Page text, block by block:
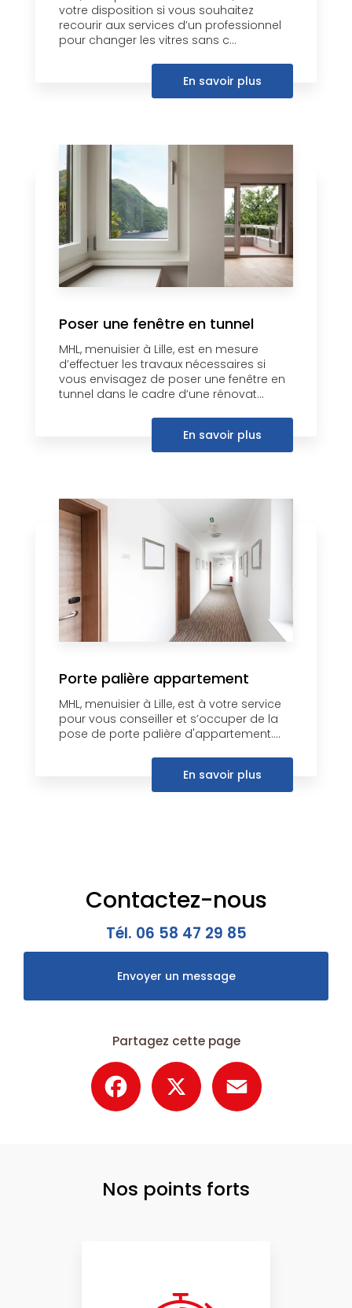
votre disposition si vous souhaitez
recourir aux services d’un professionnel
pour changer les vitres sans c...
En savoir plus
Poser une fenêtre en tunnel
MHL, menuisier à Lille, est en mesure
d’effectuer les travaux nécessaires si
vous envisagez de poser une fenêtre en
tunnel dans le cadre d’une rénovat...
En savoir plus
Porte palière appartement
MHL, menuisier à Lille, est à votre service
pour vous conseiller et s’occuper de la
pose de porte palière d'appartement....
En savoir plus
Contactez-nous
Tél. 06 58 47 29 85
Envoyer un message
Partagez cette page
Facebook
Nos points forts